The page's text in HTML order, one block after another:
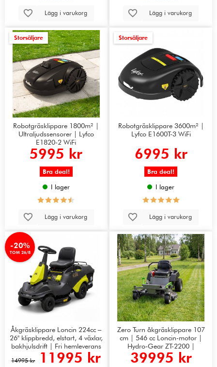
Lägg i varukorg Lägg i varukorg
Storsäljare
Robotgräsklippare 1800m² |
Ultraljudssensorer | Lyfco
E1820-2 WiFi
5995 kr
Bra deal!
I lager
Lägg i varukorg
Storsäljare
Robotgräsklippare 3600m² |
Lyfco E1600T-3 WiFi
6995 kr
Bra deal!
I lager
Lägg i varukorg
-20%
TOM 26/8
Åkgräsklippare Loncin 224cc –
26" klippbredd, elstart, 4 växlar,
bakhjulsdrift | Fri hemleverans
14995 kr 11995 kr
Zero Turn åkgräsklippare 107
cm | 546 cc Loncin-motor |
Hydro-Gear ZT-2200 |
GMZT42ML
39995 kr